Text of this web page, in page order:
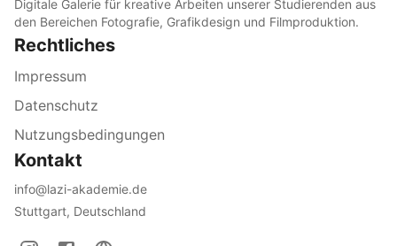
Digitale Galerie für kreative Arbeiten unserer Studierenden aus
den Bereichen Fotografie, Grafikdesign und Filmproduktion.
Rechtliches
Impressum
Datenschutz
Nutzungsbedingungen
Kontakt
info@lazi-akademie.de
Stuttgart, Deutschland